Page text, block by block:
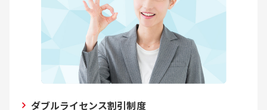
ダブルライセンス割引制度